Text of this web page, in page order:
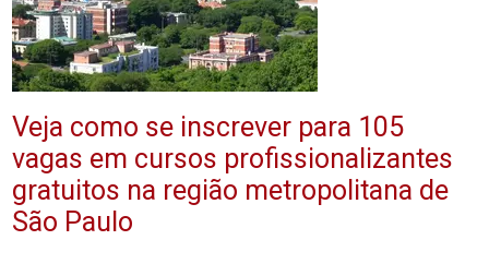
Veja como se inscrever para 105
vagas em cursos profissionalizantes
gratuitos na região metropolitana de
São Paulo